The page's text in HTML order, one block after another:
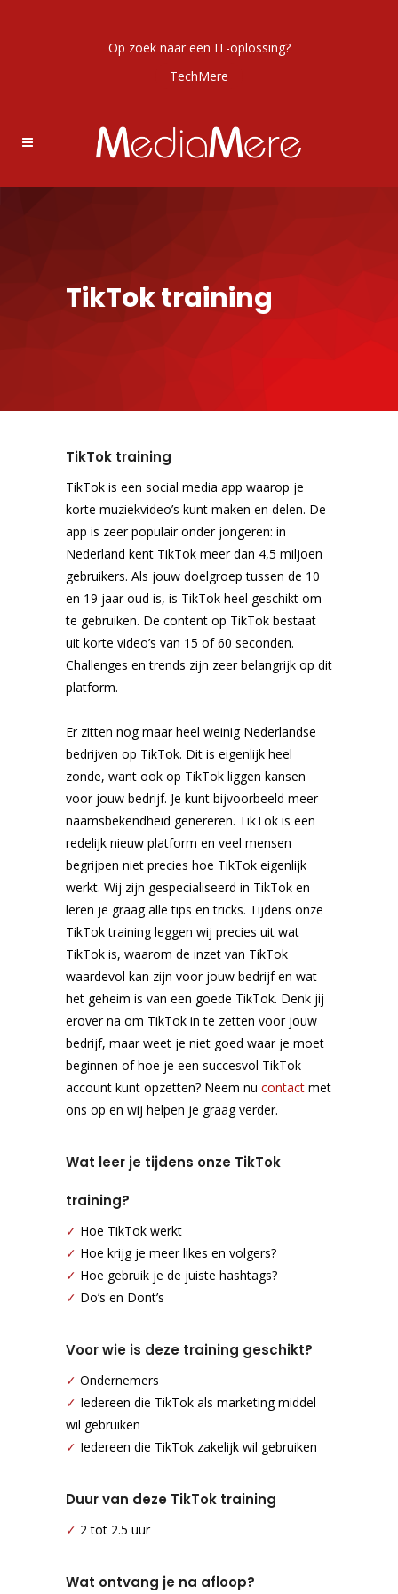
Op zoek naar een IT-oplossing?
TechMere
TikTok training
TikTok training
TikTok is een social media app waarop je
korte muziekvideo’s kunt maken en delen. De
app is zeer populair onder jongeren: in
Nederland kent TikTok meer dan 4,5 miljoen
gebruikers. Als jouw doelgroep tussen de 10
en 19 jaar oud is, is TikTok heel geschikt om
te gebruiken. De content op TikTok bestaat
uit korte video’s van 15 of 60 seconden.
Challenges en trends zijn zeer belangrijk op dit
platform.
Er zitten nog maar heel weinig Nederlandse
bedrijven op TikTok. Dit is eigenlijk heel
zonde, want ook op TikTok liggen kansen
voor jouw bedrijf. Je kunt bijvoorbeeld meer
naamsbekendheid genereren. TikTok is een
redelijk nieuw platform en veel mensen
begrijpen niet precies hoe TikTok eigenlijk
werkt. Wij zijn gespecialiseerd in TikTok en
leren je graag alle tips en tricks. Tijdens onze
TikTok training leggen wij precies uit wat
TikTok is, waarom de inzet van TikTok
waardevol kan zijn voor jouw bedrijf en wat
het geheim is van een goede TikTok. Denk jij
erover na om TikTok in te zetten voor jouw
bedrijf, maar weet je niet goed waar je moet
beginnen of hoe je een succesvol TikTok-
account kunt opzetten? Neem nu contact met
ons op en wij helpen je graag verder.
Wat leer je tijdens onze TikTok
training?
✓ Hoe TikTok werkt
✓ Hoe krijg je meer likes en volgers?
✓ Hoe gebruik je de juiste hashtags?
✓ Do’s en Dont’s
Voor wie is deze training geschikt?
✓ Ondernemers
✓ Iedereen die TikTok als marketing middel
wil gebruiken
✓ Iedereen die TikTok zakelijk wil gebruiken
Duur van deze TikTok training
✓ 2 tot 2.5 uur
Wat ontvang je na afloop?